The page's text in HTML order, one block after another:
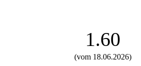
1.60
(vom 18.06.2026)